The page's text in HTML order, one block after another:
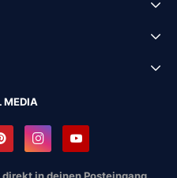
MEDIA